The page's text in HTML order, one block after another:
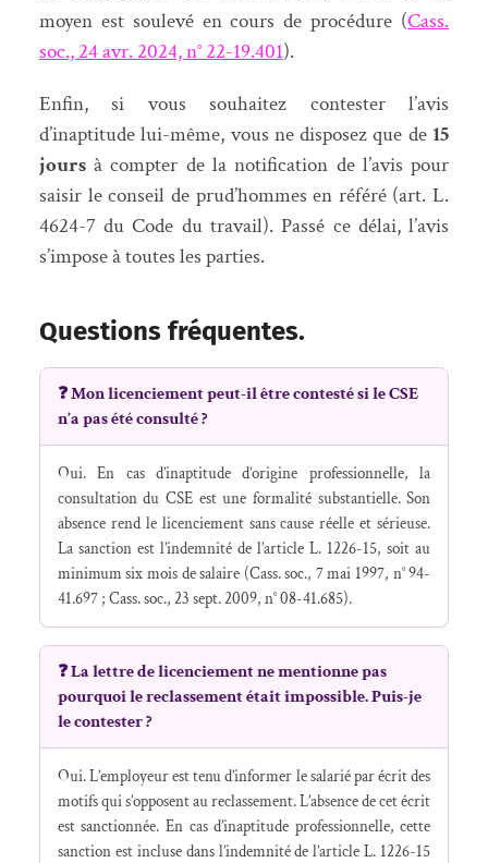
moyen est soulevé en cours de procédure (Cass.
soc., 24 avr. 2024, n° 22-19.401).
Enfin, si vous souhaitez contester l’avis
d’inaptitude lui-même, vous ne disposez que de 15
joursà compter de la notification de l’avis pour
saisir le conseil de prud’hommes en référé (art. L.
4624-7 du Code du travail). Passé ce délai, l’avis
s’impose à toutes les parties.
Questions fréquentes.
❓ Mon licenciement peut-il être contesté si le CSE
n’a pas été consulté ?
Oui. En cas d’inaptitude d’origine professionnelle, la
consultation du CSE est une formalité substantielle. Son
absence rend le licenciement sans cause réelle et sérieuse.
La sanction est l’indemnité de l’article L. 1226-15, soit au
minimum six mois de salaire (Cass. soc., 7 mai 1997, n° 94-
41.697 ; Cass. soc., 23 sept. 2009, n° 08-41.685).
❓ La lettre de licenciement ne mentionne pas
pourquoi le reclassement était impossible. Puis-je
le contester ?
Oui. L’employeur est tenu d’informer le salarié par écrit des
motifs qui s’opposent au reclassement. L’absence de cet écrit
est sanctionnée. En cas d’inaptitude professionnelle, cette
sanction est incluse dans l’indemnité de l’article L. 1226-15